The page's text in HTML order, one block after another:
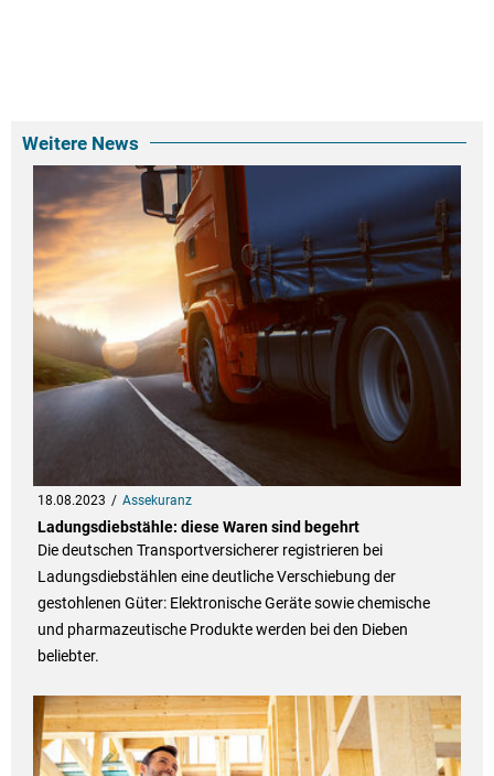
Weitere News
18.08.2023 Assekuranz
Ladungsdiebstähle: diese Waren sind begehrt
Die deutschen Transportversicherer registrieren bei
Ladungsdiebstählen eine deutliche Verschiebung der
gestohlenen Güter: Elektronische Geräte sowie chemische
und pharmazeutische Produkte werden bei den Dieben
beliebter.